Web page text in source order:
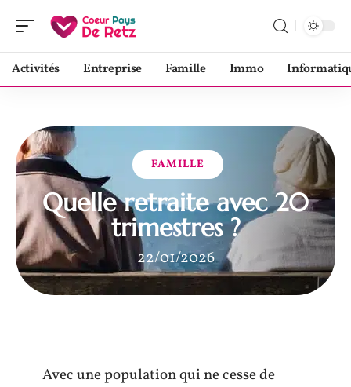
Activités Entreprise Famille Immo
FAMILLE
Quelle retraite avec 20
trimestres ?
22/01/2026
Avec une population qui ne cesse de